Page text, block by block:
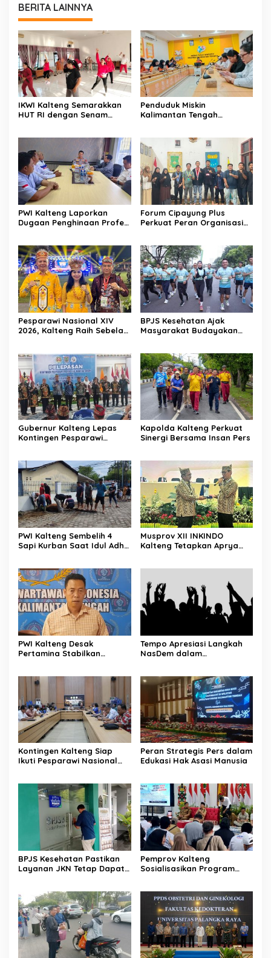
BERITA LAINNYA
IKWI Kalteng Semarakkan
HUT RI dengan Senam
Penduduk Miskin
Kalimantan Tengah
PWI Kalteng Laporkan
Dugaan Penghinaan Profesi
Forum Cipayung Plus
Perkuat Peran Organisasi
Mitra Kritis Pemerintah
Pesparawi Nasional XIV
2026, Kalteng Raih Sebelas
BPJS Kesehatan Ajak
Masyarakat Budayakan
Gubernur Kalteng Lepas
Kontingen Pesparawi
Kapolda Kalteng Perkuat
Sinergi Bersama Insan Pers
PWI Kalteng Sembelih 4
Sapi Kurban Saat Idul Adha
Musprov XII INKINDO
Kalteng Tetapkan Aprya
PWI Kalteng Desak
Pertamina Stabilkan
Tempo Apresiasi Langkah
NasDem dalam
Kontingen Kalteng Siap
Ikuti Pesparawi Nasional
Peran Strategis Pers dalam
Edukasi Hak Asasi Manusia
BPJS Kesehatan Pastikan
Layanan JKN Tetap Dapat
Pemprov Kalteng
Sosialisasikan Program